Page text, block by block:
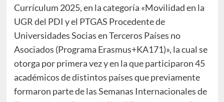
Currículum 2025, en la categoría «Movilidad en la
UGR del PDI y el PTGAS Procedente de
Universidades Socias en Terceros Países no
Asociados (Programa Erasmus+KA171)», la cual se
otorga por primera vez y en la que participaron 45
académicos de distintos países que previamente
formaron parte de las Semanas Internacionales de